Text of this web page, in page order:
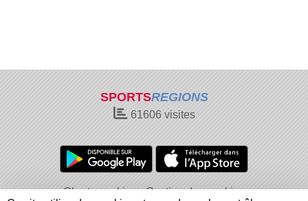
SPORTSREGIONS
61606visites
Charte cookies
Gestion des cookies